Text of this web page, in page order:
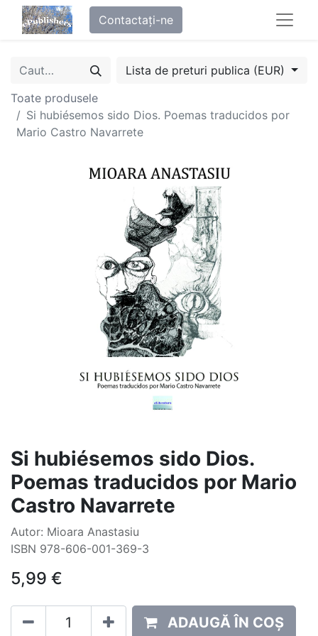
Contactați-ne
Lista de preturi publica (EUR)
Toate produsele
Si hubiésemos sido Dios. Poemas traducidos por
Mario Castro Navarrete
Si hubiésemos sido Dios.
Poemas traducidos por Mario
Castro Navarrete
Autor: Mioara Anastasiu
ISBN 978-606-001-369-3
5,99 €
ADAUGĂ ÎN COȘ